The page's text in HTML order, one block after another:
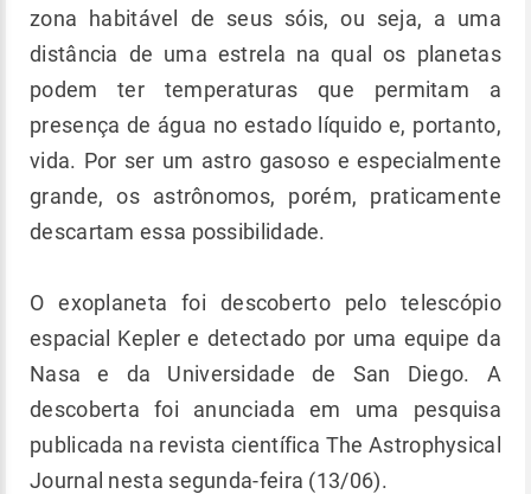
zona habitável de seus sóis, ou seja, a uma
distância de uma estrela na qual os planetas
podem ter temperaturas que permitam a
presença de água no estado líquido e, portanto,
vida. Por ser um astro gasoso e especialmente
grande, os astrônomos, porém, praticamente
descartam essa possibilidade.
O exoplaneta foi descoberto pelo telescópio
espacial Kepler e detectado por uma equipe da
Nasa e da Universidade de San Diego. A
descoberta foi anunciada em uma pesquisa
publicada na revista científica The Astrophysical
Journal nesta segunda-feira (13/06).